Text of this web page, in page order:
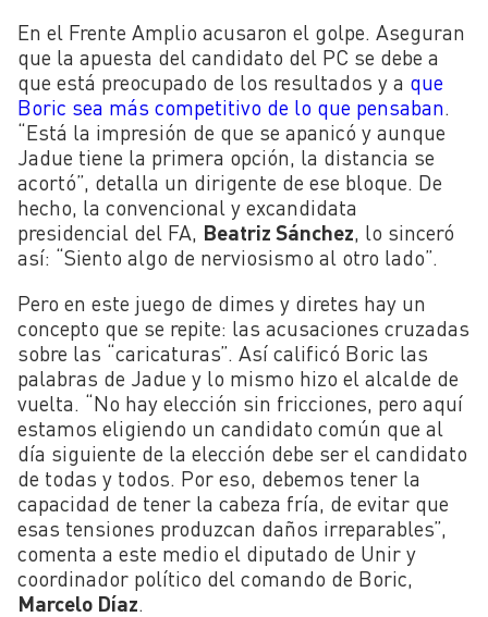
En el Frente Amplio acusaron el golpe. Aseguran
que la apuesta del candidato del PC se debe a
que está preocupado de los resultados y a que
Boric sea más competitivo de lo que pensaban.
“Está la impresión de que se apanicó y aunque
Jadue tiene la primera opción, la distancia se
acortó”, detalla un dirigente de ese bloque. De
hecho, la convencional y excandidata
presidencial del FA, Beatriz Sánchez, lo sinceró
así: “Siento algo de nerviosismo al otro lado”.
Pero en este juego de dimes y diretes hay un
concepto que se repite: las acusaciones cruzadas
sobre las “caricaturas”. Así calificó Boric las
palabras de Jadue y lo mismo hizo el alcalde de
vuelta. “No hay elección sin fricciones, pero aquí
estamos eligiendo un candidato común que al
día siguiente de la elección debe ser el candidato
de todas y todos. Por eso, debemos tener la
capacidad de tener la cabeza fría, de evitar que
esas tensiones produzcan daños irreparables”,
comenta a este medio el diputado de Unir y
coordinador político del comando de Boric,
Marcelo Díaz.